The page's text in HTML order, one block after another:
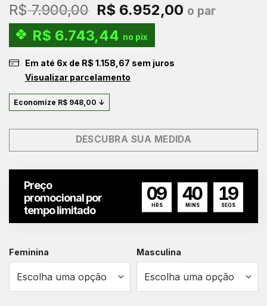
R$7.900,00 O
preço
original
era:
R$ 7.900,00.
R$ 6.952,00 O
o par
R$ 6.743,44 no pix
Em até 6x de R$ 1.158,67 sem juros
Visualizar parcelamento
Economize R$ 948,00 ↓
DESCUBRA SUA MEDIDA
Preço
promocional por
tempo limitado
09
HRS
40
MINS
19
SEGS
Feminina Masculina